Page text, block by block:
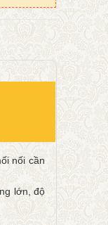
nối cần
lớn, độ